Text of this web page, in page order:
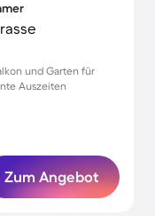
und Garten für
Auszeiten
Zum Angebot